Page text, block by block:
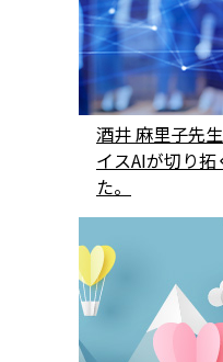
酒井 麻里子先
イスAIが切り
た。